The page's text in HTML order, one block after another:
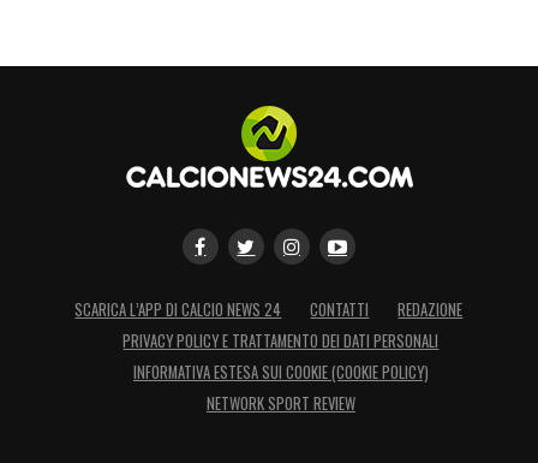
SCARICA L’APP DI CALCIO NEWS 24 CONTATTI
REDAZIONE
PRIVACY POLICY E TRATTAMENTO DEI DATI PERSONALI
INFORMATIVA ESTESA SUI COOKIE (COOKIE POLICY)
NETWORK SPORT REVIEW